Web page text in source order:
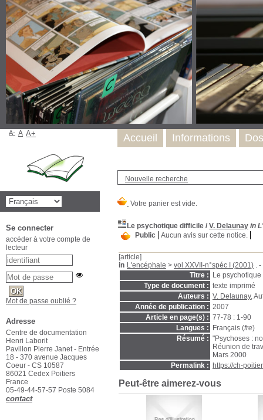
Nouvelle recherche
Le psychotique difficile / V. Delaunay in
Public
Aucun avis sur cette notice.
[article]
in L'encéphale > vol XXVII-n°spéc I (2001) .
Titre :
Le
Type de document : texte imprimé
Auteurs : V. Delaunay,
Année de publication : 2007
Article en page(s) : 77-78 : 1-90
Langues :
Français (fre)
Résumé : "Psychoses :
Réunion de
Mars 2000
Permalink :
https://ch-
Peut-être aimerez-vous
Accueil Informations
A- A A+
Se connecter
accéder à votre compte de
lecteur
Mot de passe oublié ?
Adresse
Centre de documentation
Henri Laborit
Pavillon Pierre Janet - Entrée
18 - 370 avenue Jacques
Coeur - CS 10587
86021 Cedex Poitiers
France
05-49-44-57-57 Poste 5084
contact